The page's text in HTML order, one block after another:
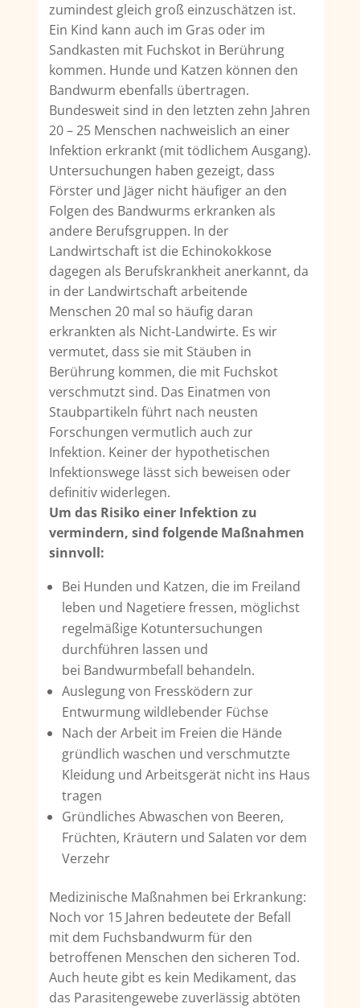
zumindest gleich groß einzuschätzen ist.
Ein Kind kann auch im Gras oder im
Sandkasten mit Fuchskot in Berührung
kommen. Hunde und Katzen können den
Bandwurm eben­falls übertragen.
Bundesweit sind in den letzten zehn Jahren
20 – 25 Menschen nachweislich an einer
Infektion erkrankt (mit tödlichem Ausgang).
Untersuchungen haben gezeigt, dass
Förster und Jäger nicht häufiger an den
Folgen des Band­wurms erkranken als
andere Berufsgruppen. In der
Landwirtschaft ist die Echinokokkose
dagegen als Berufskrankheit anerkannt, da
in der Landwirtschaft arbeitende
Menschen 20 mal so häufig daran
erkrankten als Nicht-Landwirte. Es wir
vermutet, dass sie mit Stäuben in
Berührung kommen, die mit Fuchskot
verschmutzt sind. Das Einatmen von
Staubpartikeln führt nach neusten
Forschungen vermutlich auch zur
Infektion. Keiner der hypothetischen
Infektionswege lässt sich beweisen oder
definitiv widerlegen.
Um das Risiko einer Infektion zu
vermindern, sind folgende Maßnahmen
sinnvoll:
Bei Hunden und Katzen, die im Freiland
leben und Nagetiere fressen, möglichst
regelmäßige Kotuntersuchungen
durchführen lassen und
bei Bandwurmbefall behandeln.
Auslegung von Fressködern zur
Entwurmung wildlebender Füchse
Nach der Arbeit im Freien die Hände
gründlich waschen und verschmutzte
Kleidung und Arbeitsgerät nicht ins Haus
tragen
Gründliches Abwaschen von Beeren,
Früchten, Kräutern und Salaten vor dem
Verzehr
Medizinische Maßnahmen bei Erkrankung:
Noch vor 15 Jahren bedeutete der Befall
mit dem Fuchsbandwurm für den
betroffenen Menschen den sicheren Tod.
Auch heute gibt es kein Medikament, das
das Parasitengewebe zuverlässig abtöten